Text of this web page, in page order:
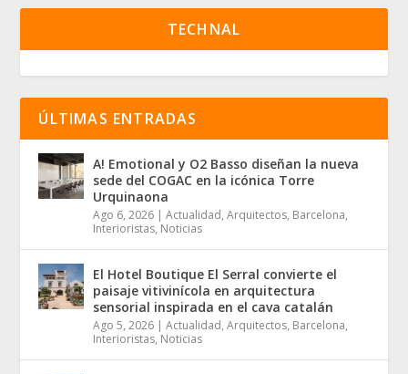
TECHNAL
ÚLTIMAS ENTRADAS
A! Emotional y O2 Basso diseñan la nueva
sede del COGAC en la icónica Torre
Urquinaona
Ago 6, 2026 |Actualidad,Arquitectos, Barcelona,
Interioristas, Noticias
El Hotel Boutique El Serral convierte el
paisaje vitivinícola en arquitectura
sensorial inspirada en el cava catalán
Ago 5, 2026 |Actualidad,Arquitectos, Barcelona,
Interioristas, Noticias